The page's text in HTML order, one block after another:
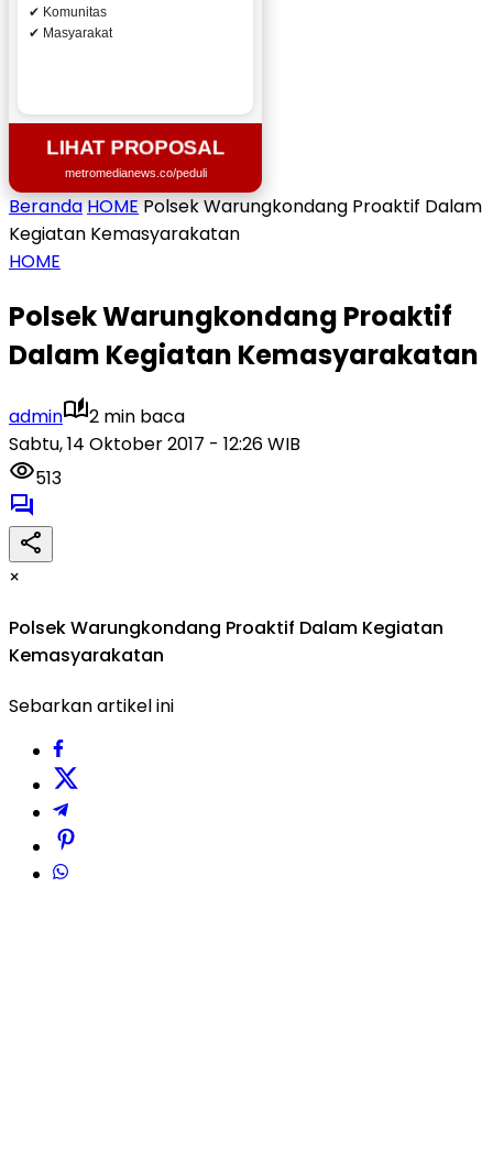
✔ Komunitas
✔ Masyarakat
LIHAT PROPOSAL
metromedianews.co/peduli
BerandaHOMEPolsek Warungkondang Proaktif Dalam
Kegiatan Kemasyarakatan
HOME
Polsek Warungkondang Proaktif
Dalam Kegiatan Kemasyarakatan
admin
2 min baca
Sabtu, 14 Oktober 2017 - 12:26 WIB
513
×
Polsek Warungkondang Proaktif Dalam Kegiatan
Kemasyarakatan
Sebarkan artikel ini